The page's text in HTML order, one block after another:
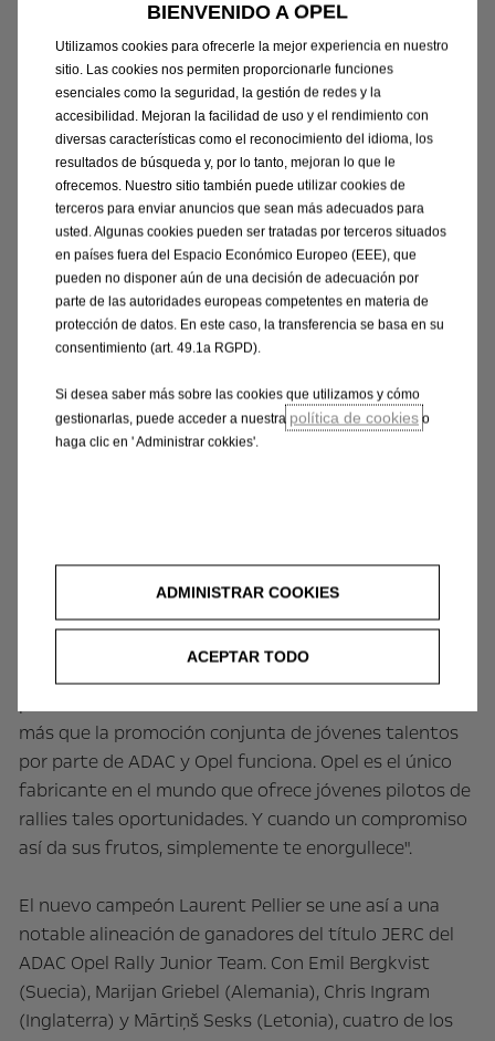
impecablemente en el asiento derecho como lo hizo
el equipo de Stohl en el parque de asistencia, por lo
que funcionó como de costumbre. Y el Corsa Rally4 es
simplemente un gran auto de rally. Estoy encantado
con ganar este título y dar las gracias a todos los que
lo han hecho posible, ante todo a los responsables de
Opel Motorsport y ADAC, así como a Manfred Stohl y
su gran equipo".
"Laurent ha demostrado esta temporada lo
excepcional que es como piloto de rallyes", elogió el
director de Opel Motorsport, Jörg Schrott. "No fueron
solo sus cuatro victorias, sino sobre todo la forma en
que manejó el accidente en Letonia lo que me
impresionó particularmente. Él y Marine dominaron
absolutamente la temporada JERC en el Corsa Rally4,
Aquí, por ejemplo, ciertamente fuimos los únicos que
elegimos los neumáticos correctos para cada etapa
especial. Manfred ejemplifica a su equipo cómo lograr
éxito en los rallyes: una verdadera figura de líder ". Y lo
más que la promoción conjunta de jóvenes talentos
por parte de ADAC y Opel funciona. Opel es el único
fabricante en el mundo que ofrece jóvenes pilotos de
rallies tales oportunidades. Y cuando un compromiso
así da sus frutos, simplemente te enorgullece".
El nuevo campeón Laurent Pellier se une así a una
notable alineación de ganadores del título JERC del
ADAC Opel Rally Junior Team. Con Emil Bergkvist
(Suecia), Marijan Griebel (Alemania), Chris Ingram
(Inglaterra) y Mārtiņš Sesks (Letonia), cuatro de los
BIENVENIDO A OPEL
Utilizamos cookies para ofrecerle la mejor experiencia en nuestro
sitio. Las cookies nos permiten proporcionarle funciones
esenciales como la seguridad, la gestión de redes y la
accesibilidad. Mejoran la facilidad de uso y el rendimiento con
diversas características como el reconocimiento del idioma, los
resultados de búsqueda y, por lo tanto, mejoran lo que le
ofrecemos. Nuestro sitio también puede utilizar cookies de
terceros para enviar anuncios que sean más adecuados para
usted. Algunas cookies pueden ser tratadas por terceros situados
en países fuera del Espacio Económico Europeo (EEE), que
pueden no disponer aún de una decisión de adecuación por
parte de las autoridades europeas competentes en materia de
protección de datos. En este caso, la transferencia se basa en su
consentimiento (art. 49.1a RGPD).
Si desea saber más sobre las cookies que utilizamos y cómo
gestionarlas, puede acceder a nuestra política de cookies o
haga clic en ' Administrar cokkies'.
ADMINISTRAR COOKIES
ACEPTAR TODO